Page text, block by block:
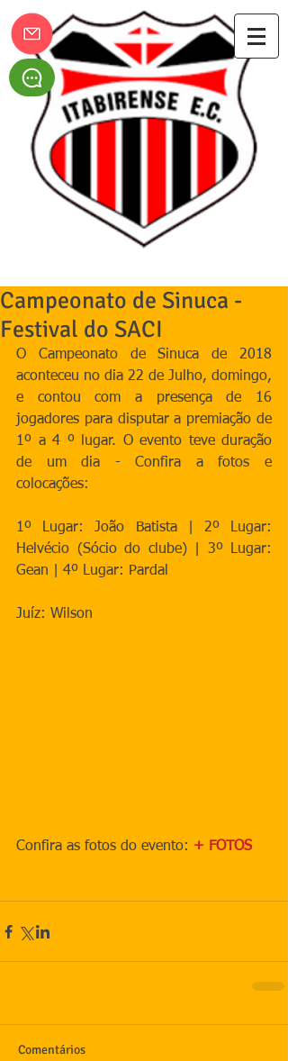
Campeonato de Sinuca -
Festival do SACI
O Campeonato de Sinuca de 2018
aconteceu no dia 22 de Julho, domingo,
e contou com a presença de 16
jogadores para disputar a premiação de
1º a 4 º lugar. O evento teve duração
de um dia - Confira a fotos e
colocações:
1º Lugar: João Batista | 2º Lugar:
Helvécio (Sócio do clube) | 3º Lugar:
Gean | 4º Lugar: Pardal
Juíz: Wilson
Confira as fotos do evento: + FOTOS
Comentários